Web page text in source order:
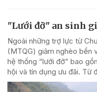
"Lưới đỡ" an sinh
Ngoài những trợ lực từ
(MTQG) giảm nghèo bền
hệ thống “lưới đỡ” bao
hội và tín dụng ưu đãi. Từ